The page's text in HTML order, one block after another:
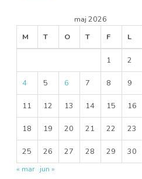
maj 2026
M
T O T F L
1 2
4 5 6 7 8 9
11 12 13 14 15 16
18 19 20 21 22 23
25 26 27 28 29 30
« mar jun »